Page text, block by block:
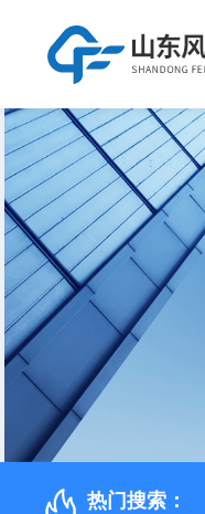
热门搜索：